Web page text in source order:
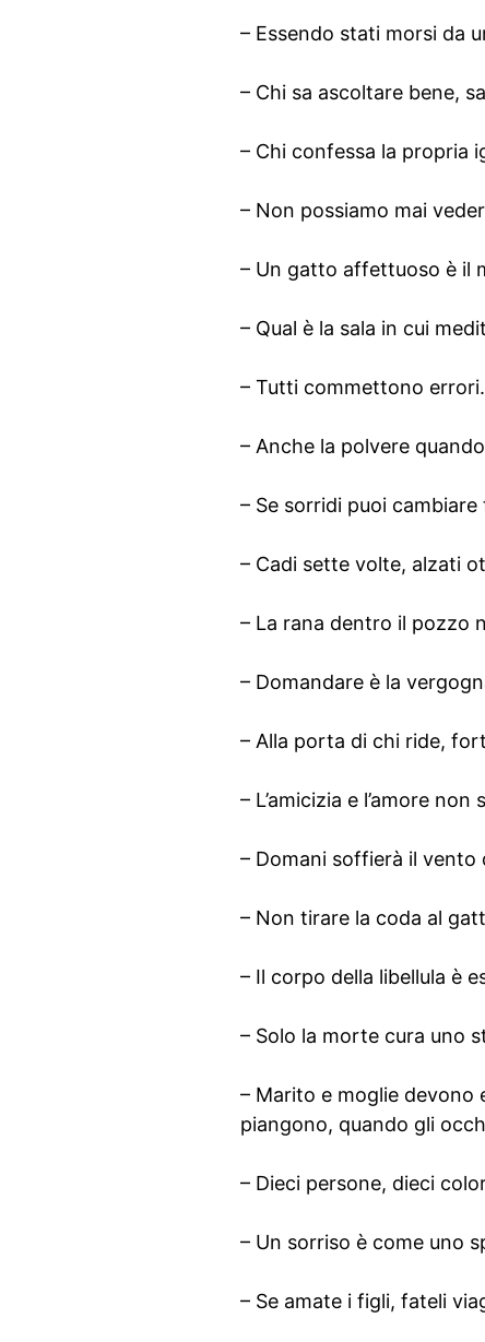
– Essendo stati morsi da
– Chi sa ascoltare bene,
– Chi confessa la propria
– Non possiamo mai
– Un gatto affettuoso è il
– Qual è la sala in cui
– Tutti commettono errori.
– Anche la polvere
– Se sorridi puoi
– Cadi sette volte, alzati
– La rana dentro il pozzo
– Domandare è la
– Alla porta di chi ride,
– L’amicizia e l’amore
– Domani soffierà il vento
– Non tirare la coda al
– Il corpo della libellula è
– Solo la morte cura uno
– Marito e moglie devono
piangono, quando gli
– Dieci persone, dieci
– Un sorriso è come uno
– Se amate i figli, fateli